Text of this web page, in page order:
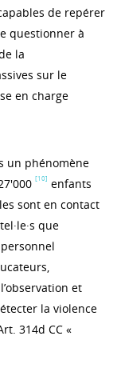
de repérer
questionner à
la
sur le
en charge
un phénomène
[10] enfants
sont en contact
que
et
la violence
314d CC «